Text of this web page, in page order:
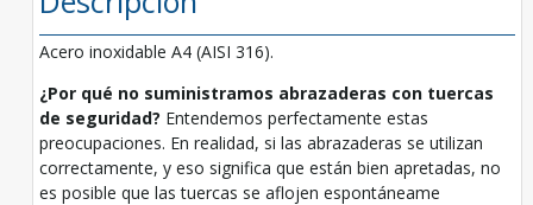
Acero inoxidable A4 (AISI 316).
¿Por qué no suministramos abrazaderas con tuercas
de seguridad? Entendemos perfectamente estas
preocupaciones. En realidad, si las abrazaderas se utilizan
correctamente, y eso significa que están bien apretadas, no
es posible que las tuercas se aflojen espontáneame